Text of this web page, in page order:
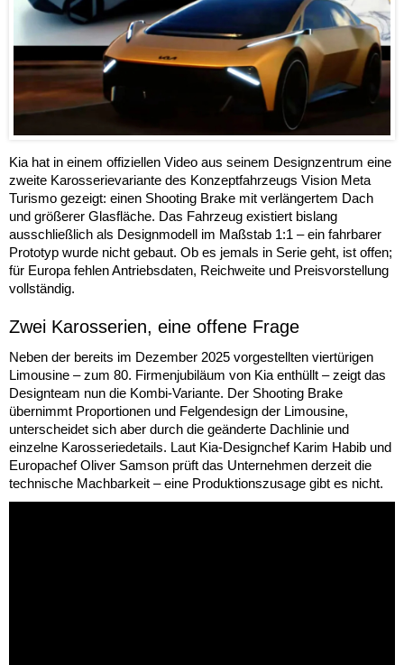
Kia hat in einem offiziellen Video aus seinem Designzentrum eine
zweite Karosserievariante des Konzeptfahrzeugs Vision Meta
Turismo gezeigt: einen Shooting Brake mit verlängertem Dach
und größerer Glasfläche. Das Fahrzeug existiert bislang
ausschließlich als Designmodell im Maßstab 1:1 – ein fahrbarer
Prototyp wurde nicht gebaut. Ob es jemals in Serie geht, ist offen;
für Europa fehlen Antriebsdaten, Reichweite und Preisvorstellung
vollständig.
Zwei Karosserien, eine offene Frage
Neben der bereits im Dezember 2025 vorgestellten viertürigen
Limousine – zum 80. Firmenjubiläum von Kia enthüllt – zeigt das
Designteam nun die Kombi-Variante. Der Shooting Brake
übernimmt Proportionen und Felgendesign der Limousine,
unterscheidet sich aber durch die geänderte Dachlinie und
einzelne Karosseriedetails. Laut Kia-Designchef Karim Habib und
Europachef Oliver Samson prüft das Unternehmen derzeit die
technische Machbarkeit – eine Produktionszusage gibt es nicht.